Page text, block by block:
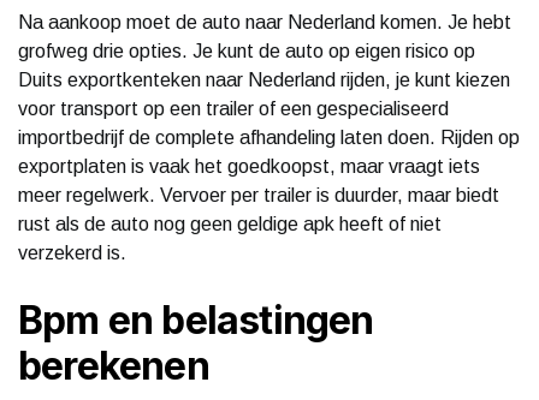
Na aankoop moet de auto naar Nederland komen. Je hebt
grofweg drie opties. Je kunt de auto op eigen risico op
Duits exportkenteken naar Nederland rijden, je kunt kiezen
voor transport op een trailer of een gespecialiseerd
importbedrijf de complete afhandeling laten doen. Rijden op
exportplaten is vaak het goedkoopst, maar vraagt iets
meer regelwerk. Vervoer per trailer is duurder, maar biedt
rust als de auto nog geen geldige apk heeft of niet
verzekerd is.
Bpm en belastingen
berekenen